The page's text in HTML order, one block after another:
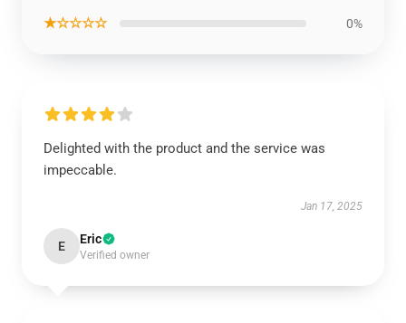
★☆☆☆☆ 0%
Delighted with the product and the service was
impeccable.
Jan 17, 2025
E Eric
Verified owner